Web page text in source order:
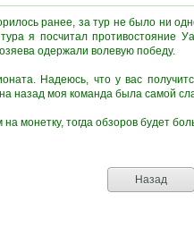
ранее, за тур не было ни
я посчитал противостояние
одержали волевую победу.
Надеюсь, что у вас
назад моя команда была самой
монетку, тогда обзоров будет
Назад